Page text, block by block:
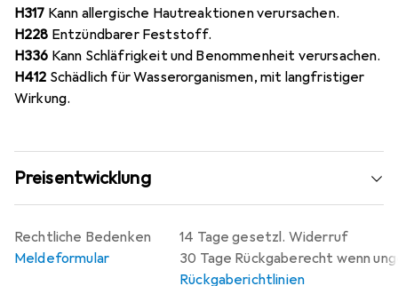
H317 Kann allergische Hautreaktionen verursachen.
H228 Entzündbarer Feststoff.
H336 Kann Schläfrigkeit und Benommenheit verursachen.
H412 Schädlich für Wasserorganismen, mit langfristiger
Wirkung.
Preisentwicklung
14 Tage gesetzl. Widerruf
30 Tage Rückgaberecht wenn
Rückgaberichtlinien
Rechtliche Bedenken
Meldeformular